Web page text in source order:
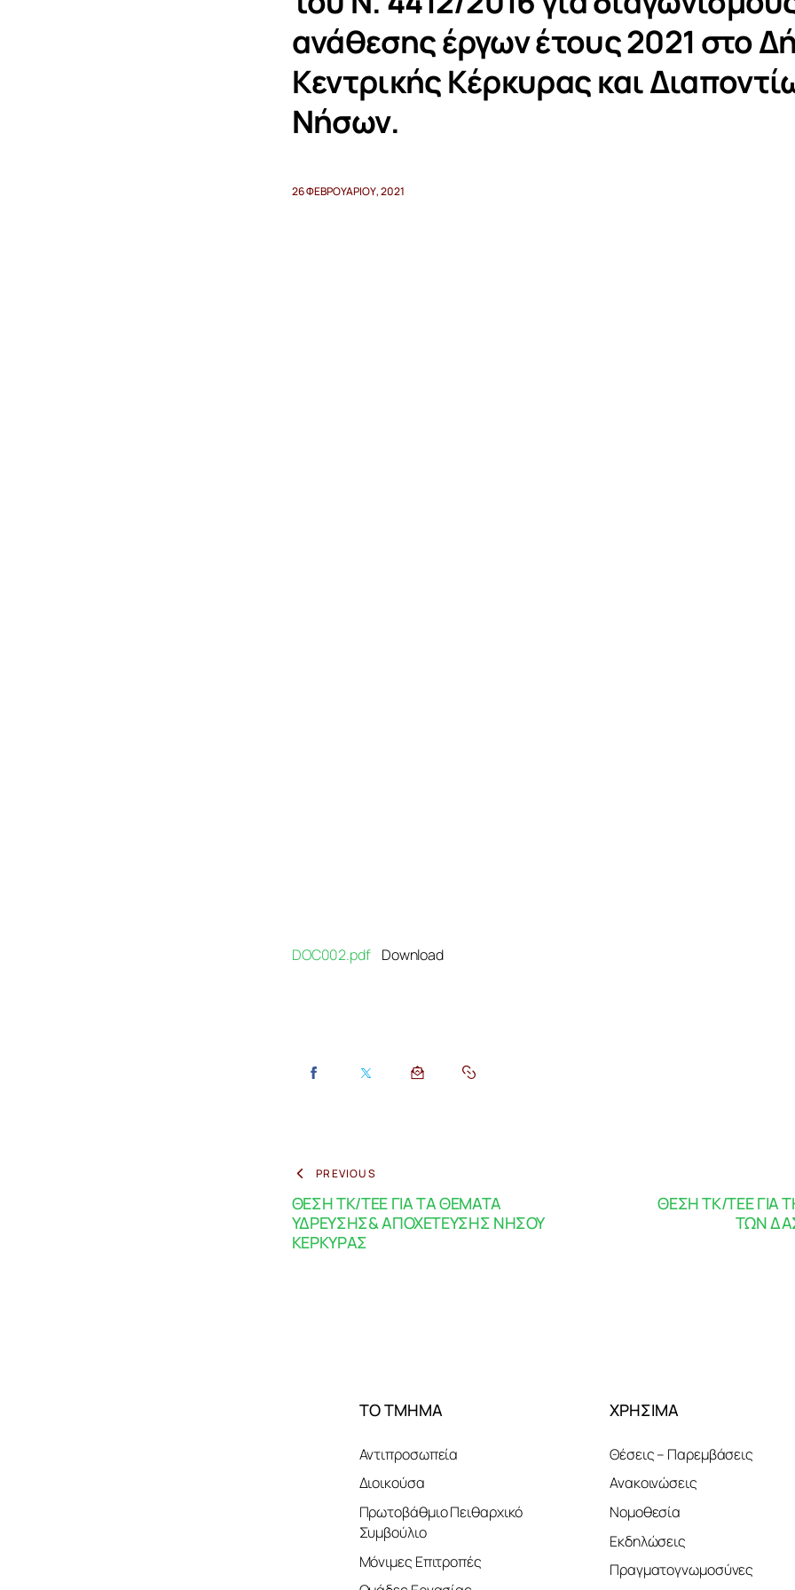
ανάθεσης έργων έτους 2021 στο
Κεντρικής Κέρκυρας και
Νήσων.
26 ΦΕΒΡΟΥΑΡΊΟΥ, 2021
DOC002.pdf Download
PREVIOUS
ΘΕΣΗ ΤΚ/ΤΕΕ ΓΙΑ ΤΑ ΘΕΜΑΤΑ
ΥΔΡΕΥΣΗΣ& ΑΠΟΧΕΤΕΥΣΗΣ ΝΗΣΟΥ
ΚΕΡΚΥΡΑΣ
ΘΕΣΗ ΤΚ/ΤΕΕ ΓΙΑ
ΤΩΝ
ΤΟ ΤΜΗΜΑ
Αντιπροσωπεία
Διοικούσα
Πρωτοβάθμιο Πειθαρχικό
Συμβούλιο
Μόνιμες Επιτροπές
ΧΡΗΣΙΜΑ
Θέσεις – Παρεμβάσεις
Ανακοινώσεις
Νομοθεσία
Εκδηλώσεις
Πραγματογνωμοσύνες